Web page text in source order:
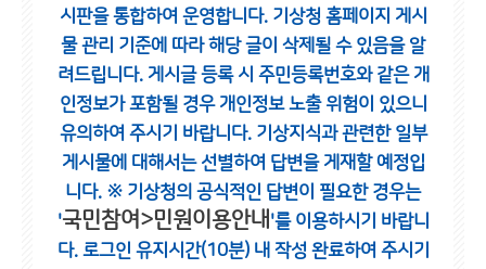
시판을 통합하여 운영합니다. 기상청 홈페이지 게시
물 관리 기준에 따라 해당 글이 삭제될 수 있음을 알
려드립니다. 게시글 등록 시 주민등록번호와 같은 개
인정보가 포함될 경우 개인정보 노출 위험이 있으니
유의하여 주시기 바랍니다. 기상지식과 관련한 일부
게시물에 대해서는 선별하여 답변을 게재할 예정입
니다. ※ 기상청의 공식적인 답변이 필요한 경우는
'국민참여>민원이용안내 '를 이용하시기 바랍니
다. 로그인 유지시간(10분) 내 작성 완료하여 주시기